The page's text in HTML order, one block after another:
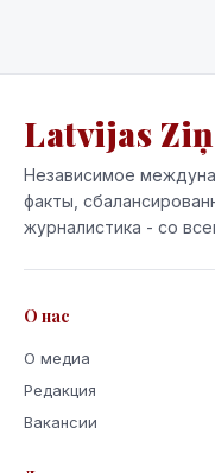
Latvijas
Независимое
факты,
журналистика - со
О нас
О медиа
Редакция
Вакансии